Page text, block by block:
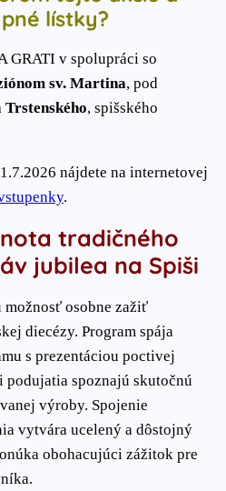
lístky?
GRATI v spolupráci so
sv. Martina, pod
, spišského
nájdete na internetovej
.
tradičného
jubilea na Spiši
možnosť osobne zažiť
diecézy. Program spája
s prezentáciou poctivej
spoznajú skutočnú
výroby. Spojenie
vytvára ucelený a dôstojný
obohacujúci zážitok pre